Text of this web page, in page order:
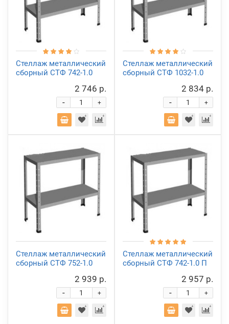
Стеллаж металлический
сборный СТФ 742-1.0
2 746 р.
+
-
Стеллаж металлический
сборный СТФ 1032-1.0
2 834 р.
+
-
Стеллаж металлический
сборный СТФ 752-1.0
2 939 р.
+
-
Стеллаж металлический
сборный СТФ 742-1.0 П
2 957 р.
+
-